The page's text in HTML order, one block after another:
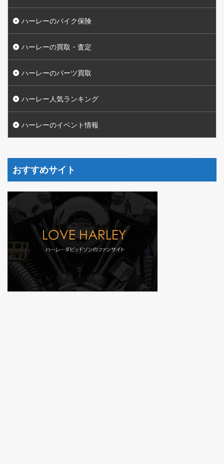
ハーレーのバイク保険
ハーレーの買取・査定
ハーレーのパーツ買取
ハーレー人気ランキング
ハーレーのイベント情報
おすすめサイト